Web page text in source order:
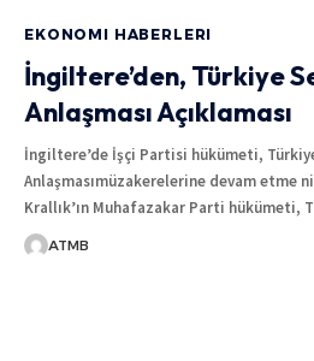
EKONOMI HABERLERI
İngiltere’den, Türkiye
Anlaşması Açıklaması
İngiltere’de İşçi Partisi hükümeti,
Anlaşmasımüzakerelerine devam etme
Krallık’ın Muhafazakar Parti hükümeti,
ATMB